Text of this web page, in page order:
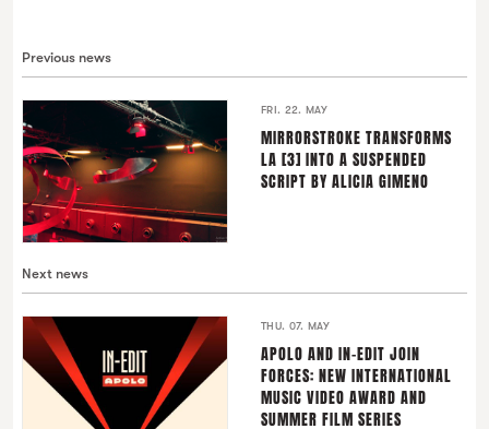
Previous news
FRI. 22. MAY
MIRRORSTROKE TRANSFORMS
LA [3] INTO A SUSPENDED
SCRIPT BY ALICIA GIMENO
Next news
THU. 07. MAY
APOLO AND IN-EDIT JOIN
FORCES: NEW INTERNATIONAL
MUSIC VIDEO AWARD AND
SUMMER FILM SERIES